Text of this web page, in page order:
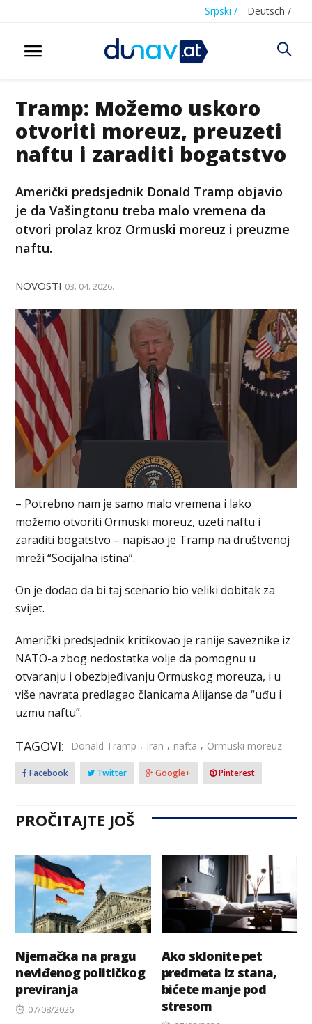
Srpski / Deutsch /
Tramp: Možemo uskoro
otvoriti moreuz, preuzeti
naftu i zaraditi bogatstvo
Američki predsjednik Donald Tramp objavio
je da Vašingtonu treba malo vremena da
otvori prolaz kroz Ormuski moreuz i preuzme
naftu.
NOVOSTI 03. 04. 2026.
– Potrebno nam je samo malo vremena i lako
možemo otvoriti Ormuski moreuz, uzeti naftu i
zaraditi bogatstvo – napisao je Tramp na društvenoj
mreži “Socijalna istina”.
On je dodao da bi taj scenario bio veliki dobitak za
svijet.
Američki predsjednik kritikovao je ranije saveznike iz
NATO-a zbog nedostatka volje da pomognu u
otvaranju i obezbjeđivanju Ormuskog moreuza, i u
više navrata predlagao članicama Alijanse da “uđu i
uzmu naftu”.
TAGOVI: Donald Tramp , Iran , nafta , Ormuski moreuz
Facebook Twitter Google+ Pinterest
PROČITAJTE JOŠ
Njemačka na pragu
neviđenog političkog
previranja
Posted
07/08/2026
Ako sklonite pet
predmeta iz stana,
bićete manje pod
stresom